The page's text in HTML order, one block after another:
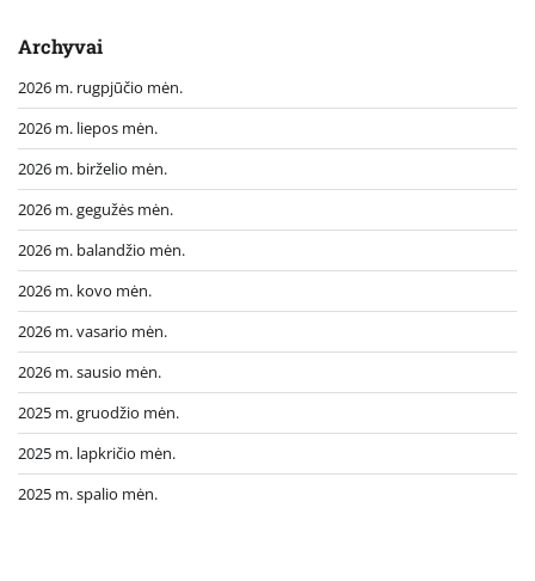
Archyvai
2026 m. rugpjūčio mėn.
2026 m. liepos mėn.
2026 m. birželio mėn.
2026 m. gegužės mėn.
2026 m. balandžio mėn.
2026 m. kovo mėn.
2026 m. vasario mėn.
2026 m. sausio mėn.
2025 m. gruodžio mėn.
2025 m. lapkričio mėn.
2025 m. spalio mėn.